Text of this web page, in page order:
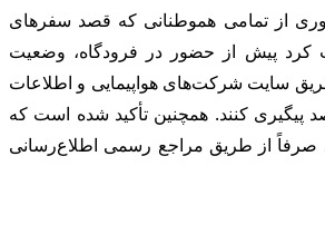
از تمامی هموطنانی که قصد سفرهای
کرد پیش از حضور در فرودگاه، وضعیت
سایت شرکت‌های هواپیمایی و اطلاعات
پیگیری کنند. همچنین تأکید شده است که
از طریق مراجع رسمی اطلاع‌رسانی